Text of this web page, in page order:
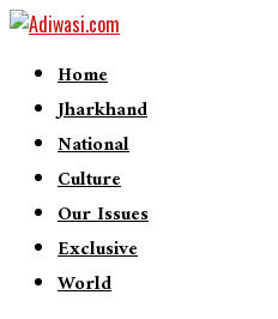
Home
Jharkhand
National
Culture
Our Issues
Exclusive
World